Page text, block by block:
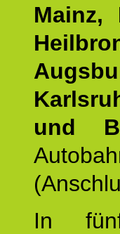
Mainz,
und
In